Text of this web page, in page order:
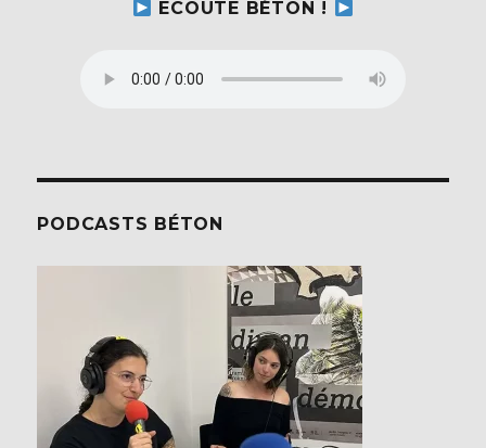
ECOUTE BÉTON !
PODCASTS BÉTON